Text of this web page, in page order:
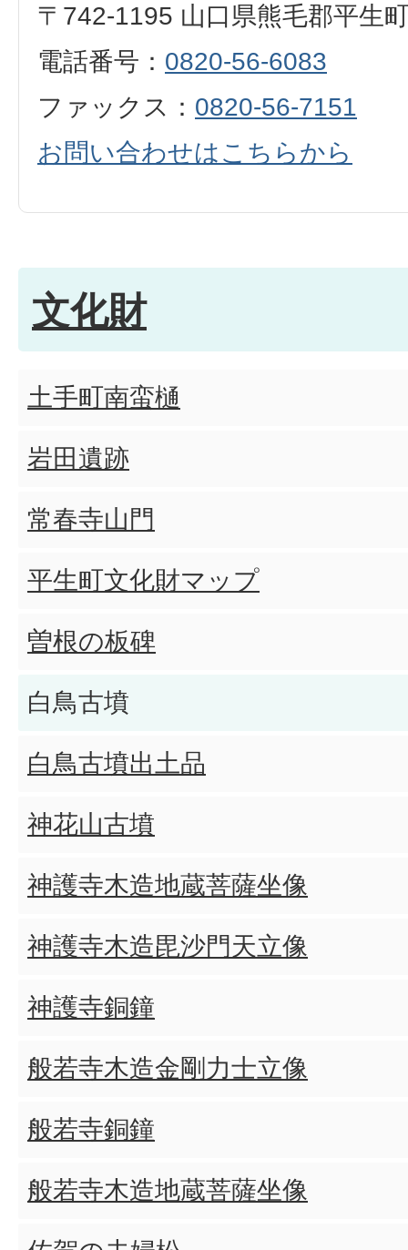
〒742-1195 山口県熊毛郡平生
電話番号： 0820-56-6083
ファックス： 0820-56-7151
お問い合わせはこちらから
文化財
土手町南蛮樋
岩田遺跡
常春寺山門
平生町文化財マップ
曽根の板碑
白鳥古墳
白鳥古墳出土品
神花山古墳
神護寺木造地蔵菩薩坐像
神護寺木造毘沙門天立像
神護寺銅鐘
般若寺木造金剛力士立像
般若寺銅鐘
般若寺木造地蔵菩薩坐像